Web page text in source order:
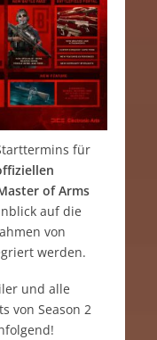
für
of Arms
auf die
von
werden.
und alle
von Season 2